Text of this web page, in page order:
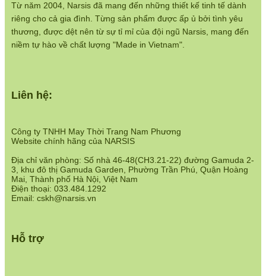
Chính sách bán hàng:
https://www.narsis.vn/chinh-sach-ban-hang
Công ty TNHH May Thời Trang Nam Phương
Website chính hãng của NARSIS
Địa chỉ văn phòng: Số nhà 46-48(CH3.21-22) đường Gamuda 2-
3, khu đô thị Gamuda Garden, Phường Trần Phú, Quận Hoàng
Mai, Thành phố Hà Nội, Việt Nam
Điện thoại: 033.484.1292
Email: cskh@narsis.vn
Hỗ trợ
Liên hệ:
Từ năm 2004, Narsis đã mang đến những thiết kế tinh tế dành
riêng cho cả gia đình. Từng sản phẩm được ấp ủ bởi tình yêu
thương, được dệt nên từ sự tỉ mỉ của đội ngũ Narsis, mang đến
niềm tự hào về chất lượng "Made in Vietnam".